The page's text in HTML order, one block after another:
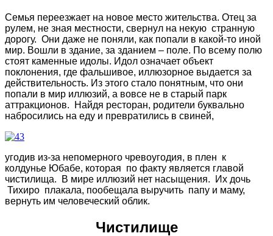
Семья переезжает на новое место жительства. Отец за
рулем, не зная местности, свернул на некую странную
дорогу. Они даже не поняли, как попали в какой-то иной
мир. Вошли в здание, за зданием – поле. По всему полю
стоят каменные идолы. Идол означает объект
поклонения, где фальшивое, иллюзорное выдается за
действительность. Из этого стало понятным, что они
попали в мир иллюзий, а вовсе не в старый парк
аттракционов. Найдя ресторан, родители буквально
набросились на еду и превратились в свиней,
угодив из-за непомерного чревоугодия, в плен к
колдунье Юбабе, которая по факту является главой
чистилища. В мире иллюзий нет насыщения. Их дочь
Тихиро плакала, пообещала выручить папу и маму,
вернуть им человеческий облик.
Чистилище